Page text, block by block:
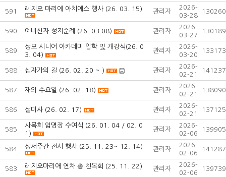
591 레지오 마리에 아치에스 행사 (26. 03. 15) 관리자
2026-
03-28
130260
590 예비신자 성지순례 (26. 03.08) 관리자
2026-
03-27
130189
589
성모 시니어 아카데미 입학 및 개강식(26. 0
3. 04)
관리자
2026-
03-20
133173
588 십자가의 길 (26. 02. 20 ~ ) 관리자
2026-
02-21
141237
587 재의 수요일 (26. 02. 18) 관리자
2026-
02-21
138090
586 설미사 (26. 02. 17) 관리자
2026-
02-21
137125
585
사목회 임명장 수여식 (26. 01. 04 / 02. 0
1)
관리자
2026-
02-06
139905
584 성서주간 전시 행사 (25. 11. 23~ 12. 14) 관리자
2026-
02-06
141287
583 레지오마리애 연차 총 친목회 (25. 11. 22) 관리자
2026-
02-06
139739